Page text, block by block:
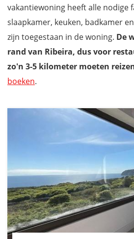
vakantiewoning heeft alle nodige
slaapkamer, keuken, badkamer
zijn toegestaan in de woning. De
rand van Ribeira, dus voor
zo'n 3-5 kilometer moeten
boeken.